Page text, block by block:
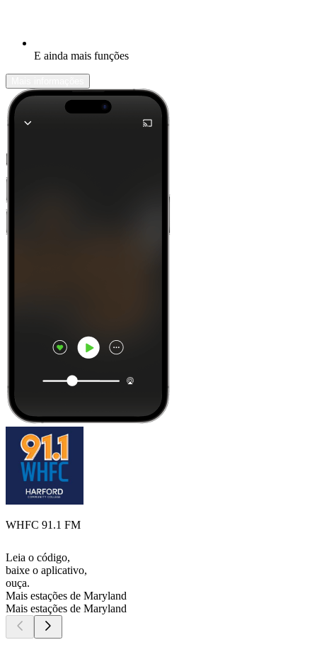
E ainda mais funções
WHFC 91.1 FM
Leia o código,
baixe o aplicativo,
ouça.
Mais estações de Maryland
Mais estações de Maryland